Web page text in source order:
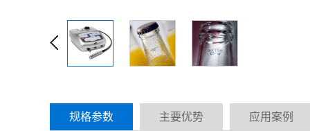
规格参数 主要优势 应用案例